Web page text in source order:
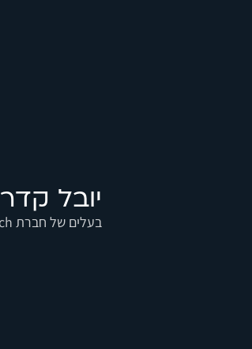
יובל קדר
בעלים של חברת KD Tech